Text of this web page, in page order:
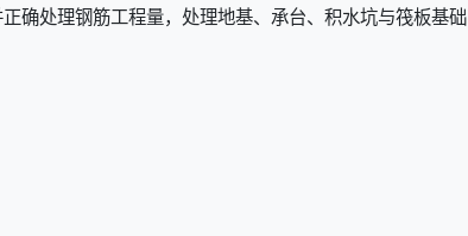
确处理钢筋工程量，处理地基、承台、积水坑与筏板基础